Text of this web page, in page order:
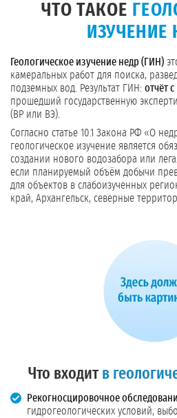
ЧТО ТАКОЕ
ИЗУЧЕНИЕ
Геологическое изучение недр (ГИН)
камеральных работ для поиска,
подземных вод. Результат ГИН: отчёт
прошедший государственную
(ВР или ВЭ).
Согласно статье 10.1 Закона РФ «О
геологическое изучение является
создании нового водозабора или
если планируемый объём добычи
для объектов в слабоизученных
край, Архангельск, северные
Что входит в
Рекогносцировочное
гидрогеологических условий,